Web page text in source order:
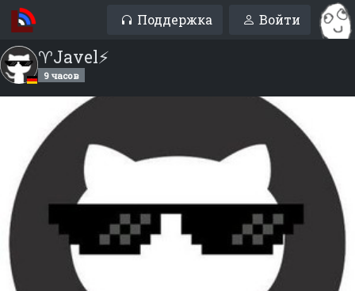
Поддержка Войти
♈Javel⚡
9 часов